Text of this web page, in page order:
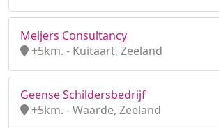
Meijers Consultancy
+5km. - Kuitaart, Zeeland
Geense Schildersbedrijf
+5km. - Waarde, Zeeland